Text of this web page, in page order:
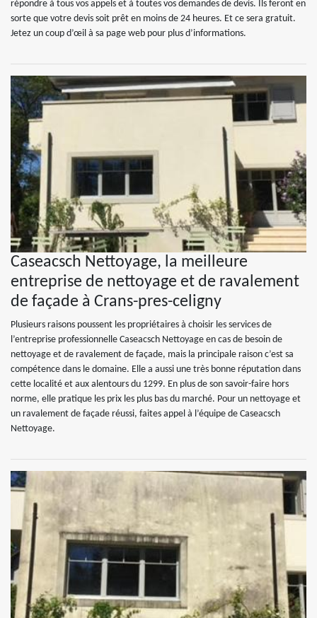
répondre à tous vos appels et à toutes vos demandes de devis. Ils feront en
sorte que votre devis soit prêt en moins de 24 heures. Et ce sera gratuit.
Jetez un coup d’œil à sa page web pour plus d’informations.
Caseacsch Nettoyage, la meilleure
entreprise de nettoyage et de ravalement
de façade à Crans-pres-celigny
Plusieurs raisons poussent les propriétaires à choisir les services de
l’entreprise professionnelle Caseacsch Nettoyage en cas de besoin de
nettoyage et de ravalement de façade, mais la principale raison c’est sa
compétence dans le domaine. Elle a aussi une très bonne réputation dans
cette localité et aux alentours du 1299. En plus de son savoir-faire hors
norme, elle pratique les prix les plus bas du marché. Pour un nettoyage et
un ravalement de façade réussi, faites appel à l’équipe de Caseacsch
Nettoyage.